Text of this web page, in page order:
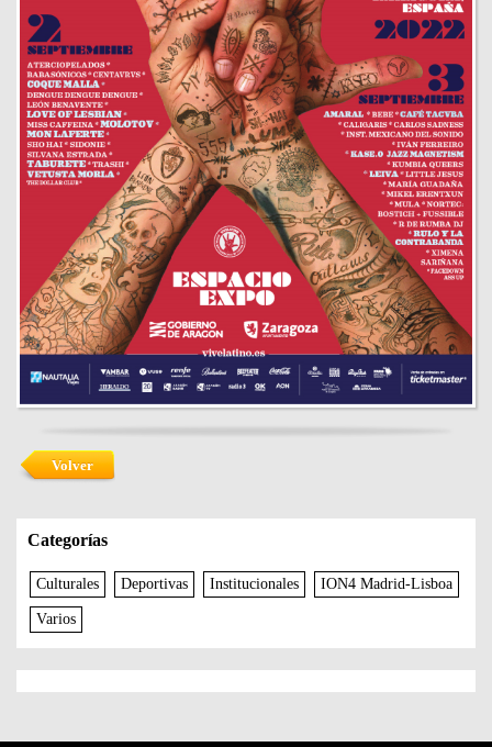
Volver
Categorías
Culturales Deportivas Institucionales ION4 Madrid-Lisboa
Varios